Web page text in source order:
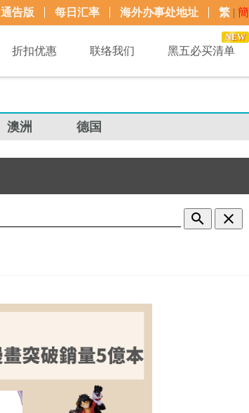
通告版 每日汇率 海外办事处地址 繁 | 簡
折扣优惠 联络我们 黑五必买清单
NEW
澳洲 德国
search clear